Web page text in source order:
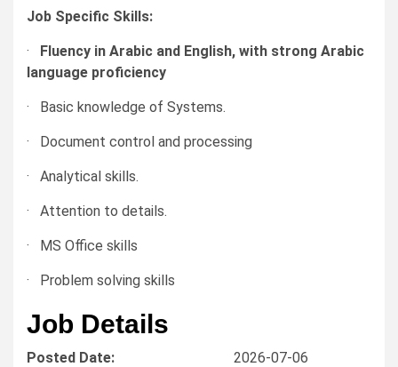
Job Specific Skills:
· Fluency in Arabic and English, with strong Arabic
language proficiency
· Basic knowledge of Systems.
· Document control and processing
· Analytical skills.
· Attention to details.
· MS Office skills
· Problem solving skills
Job Details
Posted Date:
2026-07-06